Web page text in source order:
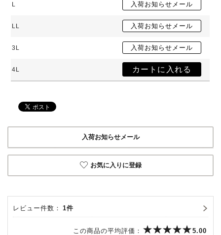
L
LL
3L
4L
入荷お知らせメール
お気に入りに登録
レビュー件数： 1件
この商品の平均評価： 5.00